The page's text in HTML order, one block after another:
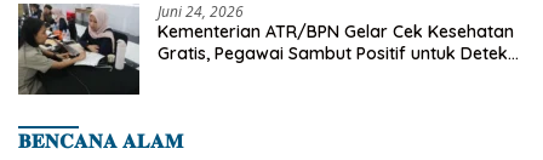
Juni 24, 2026
Kementerian ATR/BPN Gelar Cek Kesehatan
Gratis, Pegawai Sambut Positif untuk Deteksi
𝐁𝐄𝐍𝐂𝐀𝐍𝐀 𝐀𝐋𝐀𝐌